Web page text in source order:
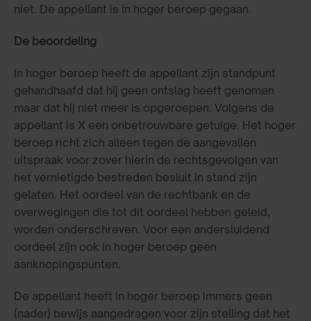
niet. De appellant is in hoger beroep gegaan.
De beoordeling
In hoger beroep heeft de appellant zijn standpunt
gehandhaafd dat hij geen ontslag heeft genomen
maar dat hij niet meer is opgeroepen. Volgens de
appellant is X een onbetrouwbare getuige. Het hoger
beroep richt zich alleen tegen de aangevallen
uitspraak voor zover hierin de rechtsgevolgen van
het vernietigde bestreden besluit in stand zijn
gelaten. Het oordeel van de rechtbank en de
overwegingen die tot dit oordeel hebben geleid,
worden onderschreven. Voor een andersluidend
oordeel zijn ook in hoger beroep geen
aanknopingspunten.
De appellant heeft in hoger beroep immers geen
(nader) bewijs aangedragen voor zijn stelling dat het